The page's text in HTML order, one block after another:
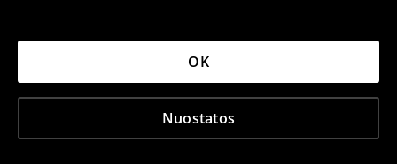
Nuostatos
OK